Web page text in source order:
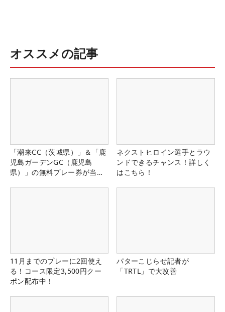
オススメの記事
「潮来CC（茨城県）」＆「鹿
児島ガーデンGC（鹿児島
県）」の無料プレー券が当た
ネクストヒロイン選手とラウ
ンドできるチャンス！詳しく
はこちら！
11月までのプレーに2回使え
る！コース限定3,500円クー
ポン配布中！
パターこじらせ記者が
「TRTL」で大改善